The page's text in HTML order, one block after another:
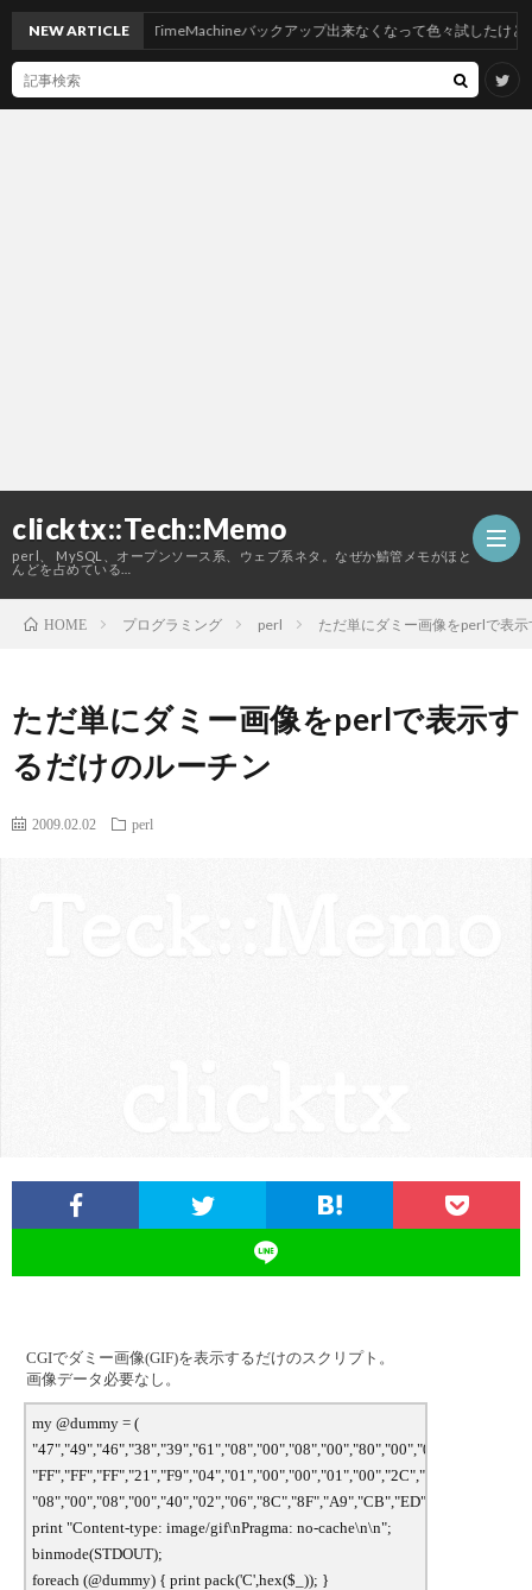
clicktx::Tech::Memo
perl、 MySQL、オープンソース系、ウェブ系ネタ。なぜか鯖管メモがほと
んどを占めている…
ー
こ
い
NEW ARTICLE
したらNASへTimeMachineバックアップ出来なくなって色々試したけど神記事の
HOME プログラミング perl ただ単にダミー画像をperlで表
ただ単にダミー画像をperlで表示す
るだけのルーチン
2009.02.02 perl
CGIでダミー画像(GIF)を表示するだけのスクリプト。
画像データ必要なし。
my @dummy = (
"08","00","08","00","40","02","06","8C","8F","A9","CB","ED","5D","00","3B"
print "Content-type: image/gif\nPragma: no-cache\n\n";
binmode(STDOUT);
foreach (@dummy) { print pack('C',hex($_)); }